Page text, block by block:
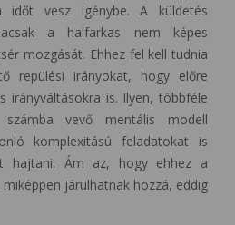
időt vesz igénybe. A küldetés
a halfarkas nem képes
mozgását. Ehhez fel kell tudnia
repülési irányokat, hogy előre
irányváltásokra is. Ilyen, többféle
számba vevő mentális modell
komplexitású feladatokat is
hajtani. Ám az, hogy ehhez a
járulhatnak hozzá, eddig